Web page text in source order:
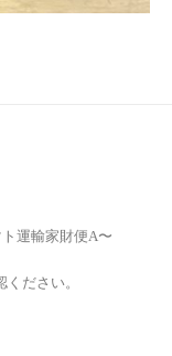
運輸家財便A〜
ください。